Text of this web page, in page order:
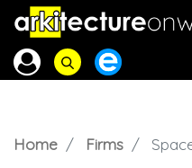
Home Firms